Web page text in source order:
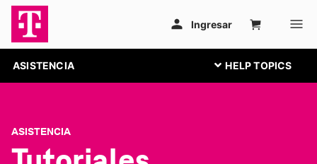
ASISTENCIA
ASISTENCIA